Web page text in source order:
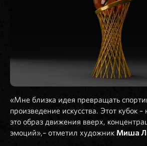
«Мне близка идея превращать
произведение искусства. Этот кубок –
это образ движения вверх,
эмоций»,– отметил художникМиша